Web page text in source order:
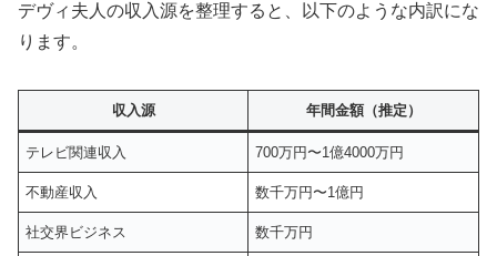
デヴィ夫人の収入源を整理すると、以下のような内訳にな
ります。
収入源 年間金額（推定）
テレビ関連収入 700万円〜1億4000万円
不動産収入 数千万円〜1億円
社交界ビジネス 数千万円